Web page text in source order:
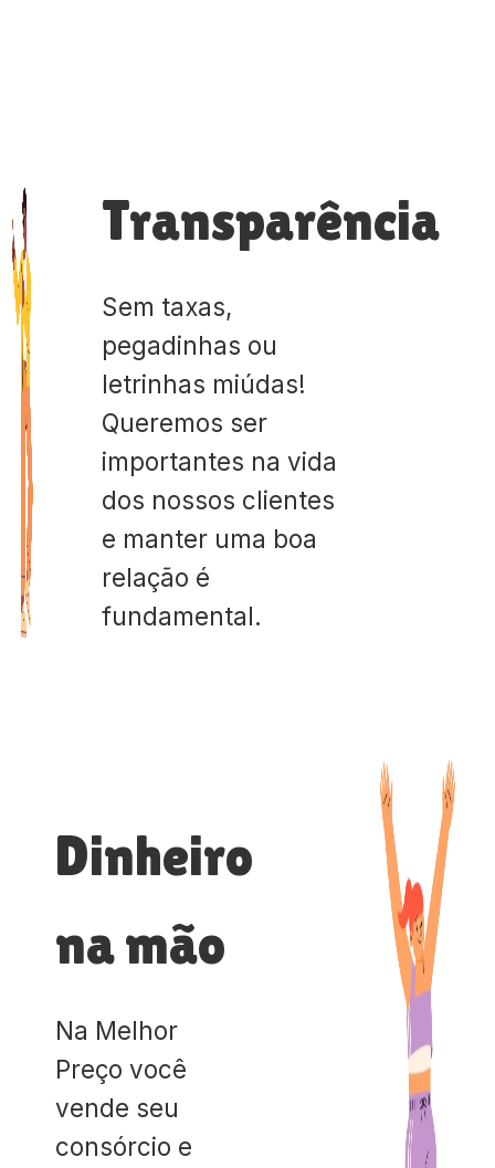
Transparência
Sem taxas,
pegadinhas ou
letrinhas miúdas!
Queremos ser
importantes na vida
dos nossos clientes
e manter uma boa
relação é
fundamental.
Dinheiro
na mão
Na Melhor
Preço você
vende seu
consórcio e